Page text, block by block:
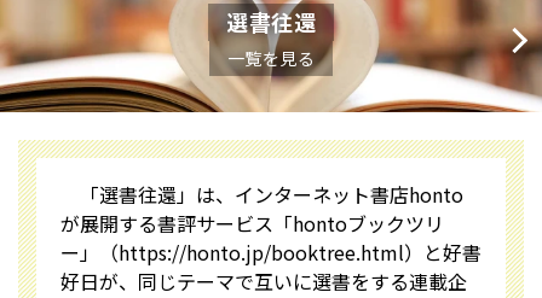
選書往還
一覧を見る
「選書往還」は、インターネット書店honto
が展開する書評サービス「hontoブックツリ
ー」
（https://honto.jp/booktree.html） と好書
好日が、同じテーマで互いに選書をする連載企